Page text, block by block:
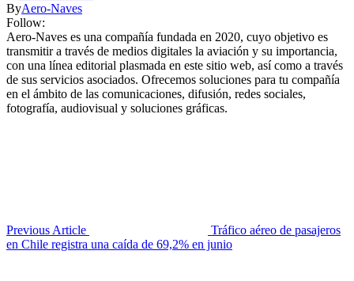
ByAero-Naves
Follow:
Aero-Naves es una compañía fundada en 2020, cuyo objetivo es
transmitir a través de medios digitales la aviación y su importancia,
con una línea editorial plasmada en este sitio web, así como a través
de sus servicios asociados. Ofrecemos soluciones para tu compañía
en el ámbito de las comunicaciones, difusión, redes sociales,
fotografía, audiovisual y soluciones gráficas.
Previous Article
Tráfico aéreo de pasajeros
en Chile registra una caída de 69,2% en junio